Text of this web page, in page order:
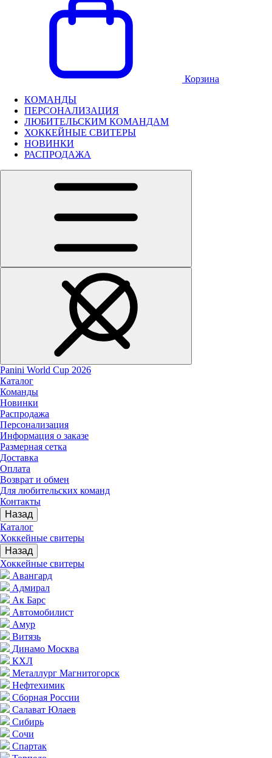
Корзина
КОМАНДЫ
ПЕРСОНАЛИЗАЦИЯ
ЛЮБИТЕЛЬСКИМ КОМАНДАМ
ХОККЕЙНЫЕ СВИТЕРЫ
НОВИНКИ
РАСПРОДАЖА
Panini World Cup 2026
Каталог
Команды
Новинки
Распродажа
Персонализация
Информация о заказе
Размерная сетка
Доставка
Оплата
Возврат и обмен
Для любительских команд
Контакты
Назад
Каталог
Хоккейные свитеры
Назад
Хоккейные свитеры
Авангард
Адмирал
Ак Барс
Автомобилист
Амур
Витязь
Динамо Москва
КХЛ
Металлург Магнитогорск
Нефтехимик
Сборная России
Салават Юлаев
Сибирь
Сочи
Спартак